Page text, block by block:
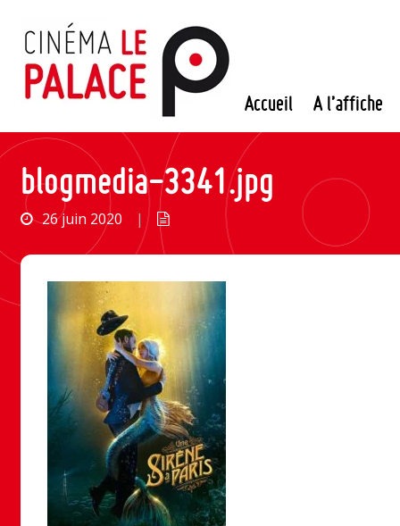
contenu
Accueil A l’affiche
blogmedia-3341.jpg
26 juin 2020 |